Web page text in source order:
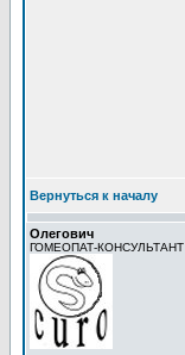
Вернуться к началу
Олегович
ГОМЕОПАТ-КОНСУЛЬТАНТ